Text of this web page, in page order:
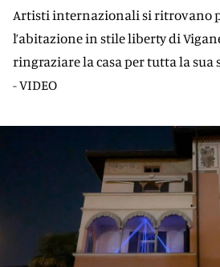
Artisti internazionali si ritrovano
l’abitazione in stile liberty di
ringraziare la casa per tutta la sua
- VIDEO